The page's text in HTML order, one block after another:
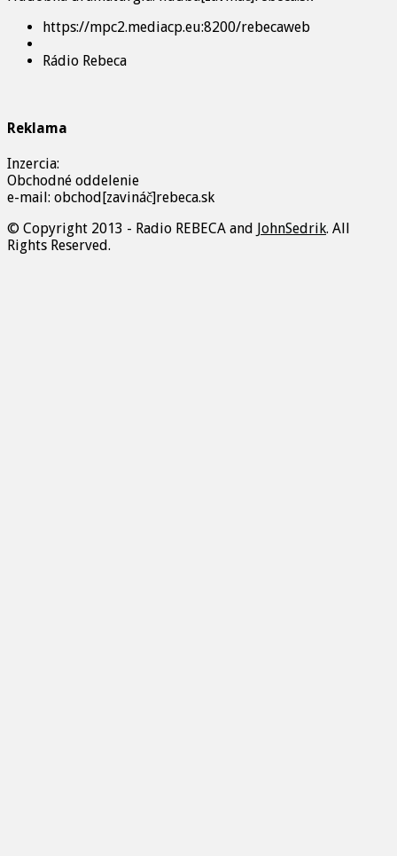
https://mpc2.mediacp.eu:8200/rebecaweb
Rádio Rebeca
Reklama
Inzercia:
Obchodné oddelenie
e-mail: obchod[zavináč]rebeca.sk
© Copyright 2013 - Radio REBECA and JohnSedrik. All
Rights Reserved.